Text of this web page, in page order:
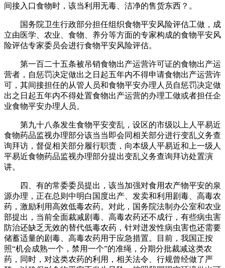
间接入口食物时，该当利用无毒、洁净的售货东西？。
国务院卫生行政部分担任组织食物平安风险评估工做，成
立由医学、农业、食物、养分等方面的专家构成的食物平安风
险评估专家委员会进行食物平安风险评估。
第一百二十五条被吊销食物出产运营许可证的食物出产运
营者，自惩罚决定做出之日起五年内不得申请食物出产运营许
可，其间接担任的从管人员和食物平安办理人员自惩罚决定做
出之日起五年内不得处置食物出产运营的办理工做或者担任企
业食物平安办理人员。
第九十八条发生食物平安变乱，设区的市级以上人平易近
食物药品监视办理部分该当当即会同相关部分进行变乱义务查
询拜访，督促相关部分履行职责，向本级人平易近和上一级人
平易近食物药品监视办理部分提出变乱义务查询拜访处置演
讲。
四、有的常委委员提出，该当加强对食用农产物平安的泉
源办理，正在总则中明白国度出产、发卖和利用剧毒、高毒农
药，激励利用高效低毒农药。对此，国务院法制办公室和农业
部提出，当前全面裁减剧毒、高毒农药还不成行，有些病虫害
防治还缺乏无效的替代低毒农药，针对迸发性病虫害也还需要
储蓄适量的剧毒、高毒农药用于应急措置。目前，我国正按
照“机会成熟一个，禁用一个”的准绳，分期分批裁减这类农
药，同时，对这类农药的利用，相关法令、行规曾经做了严